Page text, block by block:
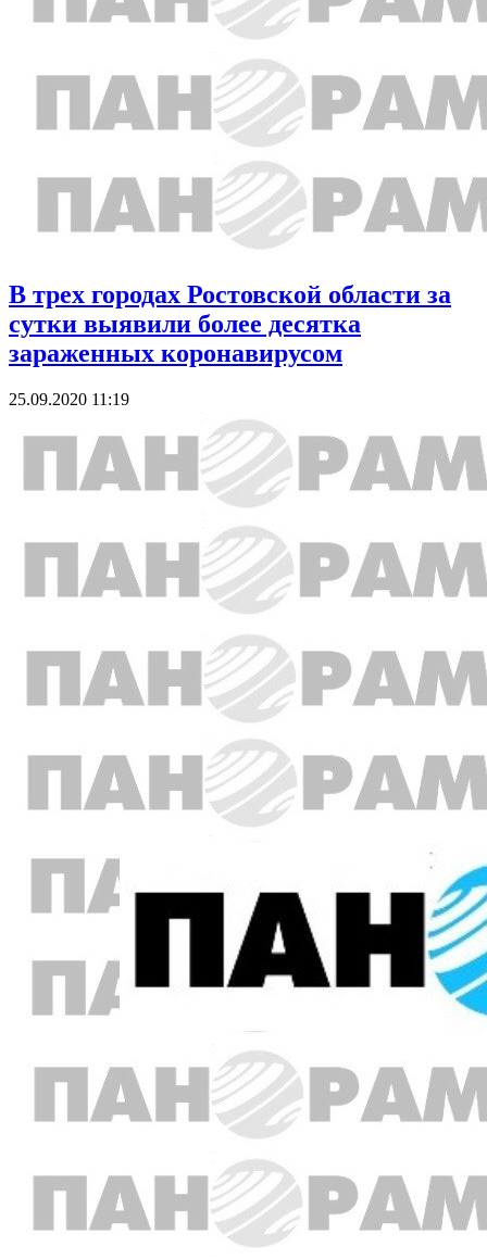
В трех городах Ростовской области за
сутки выявили более десятка
зараженных коронавирусом
25.09.2020 11:19